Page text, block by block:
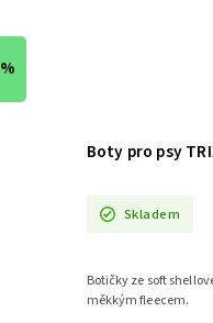
Boty pro psy
Skladem
Botičky ze soft
měkkým fleecem.